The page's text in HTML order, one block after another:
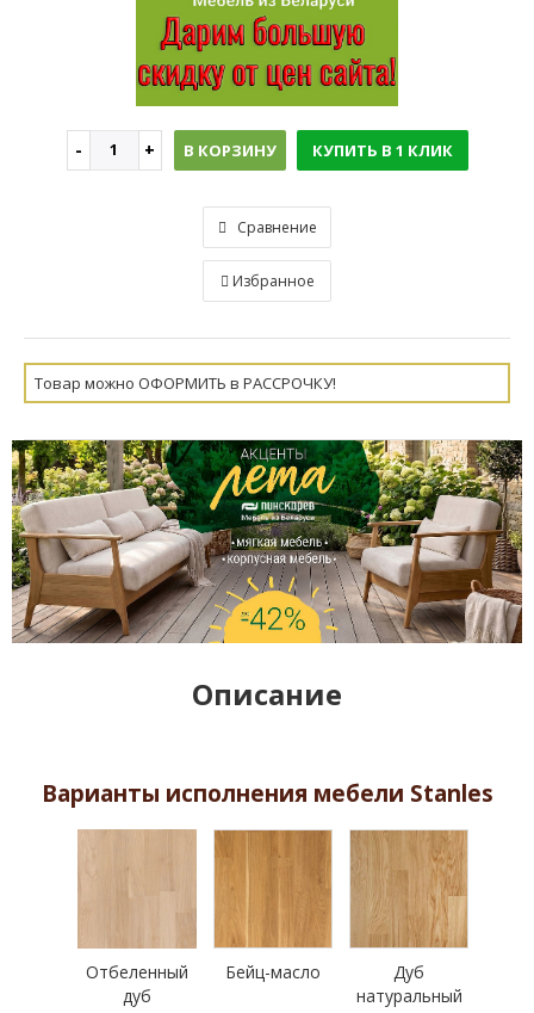
В КОРЗИНУ КУПИТЬ В 1 КЛИК
Сравнение
Избранное
Товар можно ОФОРМИТЬ в РАССРОЧКУ!
Описание
Варианты исполнения мебели Stanles
Отбеленный
дуб
Бейц-масло
Дуб
натуральный